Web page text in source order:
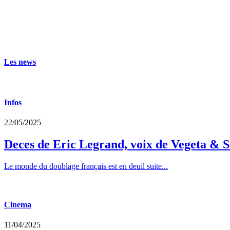
Les news
Infos
22/05/2025
Deces de Eric Legrand, voix de Vegeta &
Le monde du doublage français est en deuil suite...
Cinema
11/04/2025